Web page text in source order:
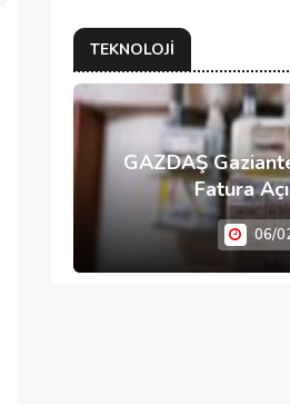
TEKNOLOJI
GAZDAŞ
Fatura
06/